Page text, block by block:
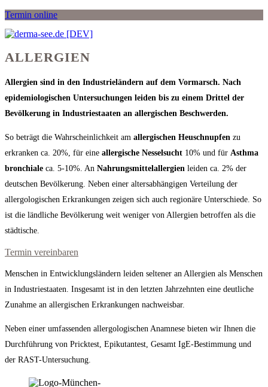
Termin online
ALLERGIEN
Allergien sind in den Industrieländern auf dem Vormarsch. Nach
epidemiologischen Untersuchungen leiden bis zu einem Drittel der
Bevölkerung in Industriestaaten an allergischen Beschwerden.
So beträgt die Wahrscheinlichkeit am allergischen Heuschnupfen zu
erkranken ca. 20%, für eine allergische Nesselsucht 10% und für Asthma
bronchiale ca. 5-10%. An Nahrungsmittelallergien leiden ca. 2% der
deutschen Bevölkerung. Neben einer altersabhängigen Verteilung der
allergologischen Erkrankungen zeigen sich auch regionäre Unterschiede. So
ist die ländliche Bevölkerung weit weniger von Allergien betroffen als die
städtische.
Termin vereinbaren
Menschen in Entwicklungsländern leiden seltener an Allergien als Menschen
in Industriestaaten. Insgesamt ist in den letzten Jahrzehnten eine deutliche
Zunahme an allergischen Erkrankungen nachweisbar.
Neben einer umfassenden allergologischen Anamnese bieten wir Ihnen die
Durchführung von Pricktest, Epikutantest, Gesamt IgE-Bestimmung und
der RAST-Untersuchung.